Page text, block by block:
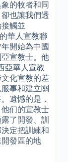
的牧者和同
也讓我們透
觸並
華人宣教聯
開始為中國
宣教士。他
亞華人宣教
化宣教的差
事和建立關
遺憾的是，
们的宣教士
了開發、訓
定把訓練和
發區的地